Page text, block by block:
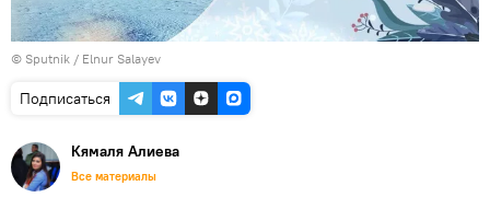
© Sputnik / Elnur Salayev
Подписаться
Кямаля Алиева
Все материалы